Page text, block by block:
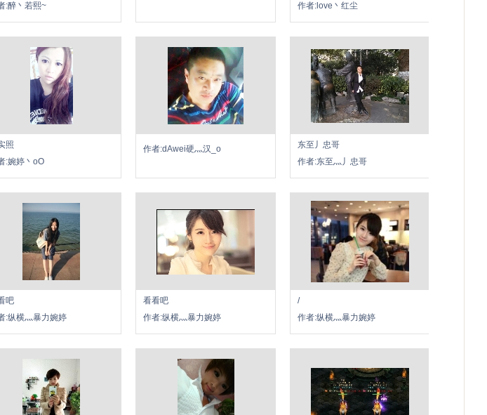
:醉丶若熙~
作者:love丶红尘
照
:婉婷丶oO
作者:dAwei硬灬汉_o
东至丿忠哥
作者:东至灬丿忠哥
吧
:纵横灬暴力婉婷
看看吧
作者:纵横灬暴力婉婷
/
作者:纵横灬暴力婉婷